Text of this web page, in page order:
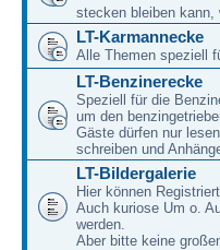
stecken bleiben kann,
LT-Karmannecke
Alle Themen speziell
LT-Benzinerecke
Speziell für die
um den
Gäste dürfen nur
schreiben und
LT-Bildergalerie
Hier können
Auch kuriose Um o.
werden.
Aber bitte keine